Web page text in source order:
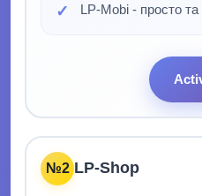
LP-Mobi - просто
№2 LP-Shop